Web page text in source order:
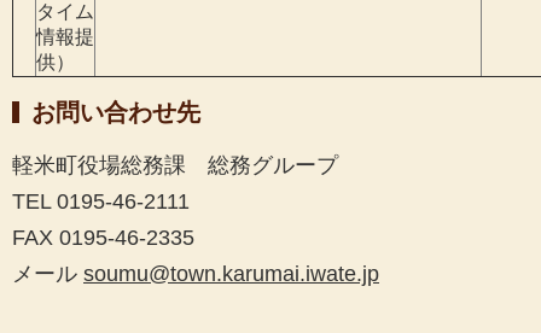
タイム
情報提
供）
お問い合わせ先
軽米町役場総務課 総務グループ
TEL 0195-46-2111
FAX 0195-46-2335
メール soumu@town.karumai.iwate.jp